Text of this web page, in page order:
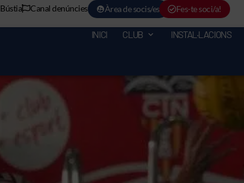
Bústia Canal denúncies Àrea de socis/es Fes-te soci/a!
INICI CLUB INSTAL·LACIONS